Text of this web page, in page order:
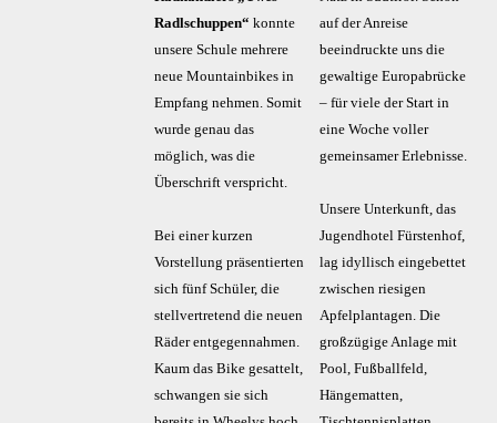
Radlschuppen“ konnte
unsere Schule mehrere
neue Mountainbikes in
Empfang nehmen. Somit
wurde genau das
möglich, was die
Überschrift verspricht.
Bei einer kurzen
Vorstellung präsentierten
sich fünf Schüler, die
stellvertretend die neuen
Räder entgegennahmen.
Kaum das Bike gesattelt,
schwangen sie sich
auf der Anreise
beeindruckte uns die
gewaltige Europabrücke
– für viele der Start in
eine Woche voller
gemeinsamer Erlebnisse.
Unsere Unterkunft, das
Jugendhotel Fürstenhof,
lag idyllisch eingebettet
zwischen riesigen
Apfelplantagen. Die
großzügige Anlage mit
Pool, Fußballfeld,
Hängematten,